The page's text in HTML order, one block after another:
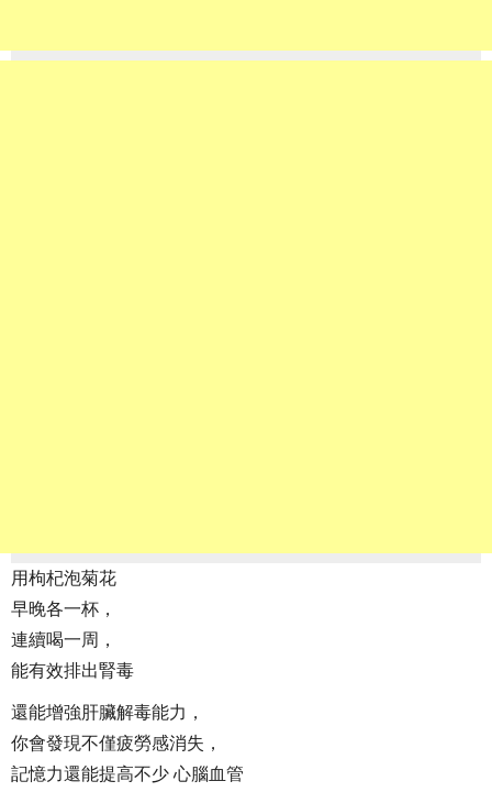
用枸杞泡菊花
早晚各一杯，
連續喝一周，
能有效排出腎毒
還能增強肝臟解毒能力，
你會發現不僅疲勞感消失，
記憶力還能提高不少 心腦血管